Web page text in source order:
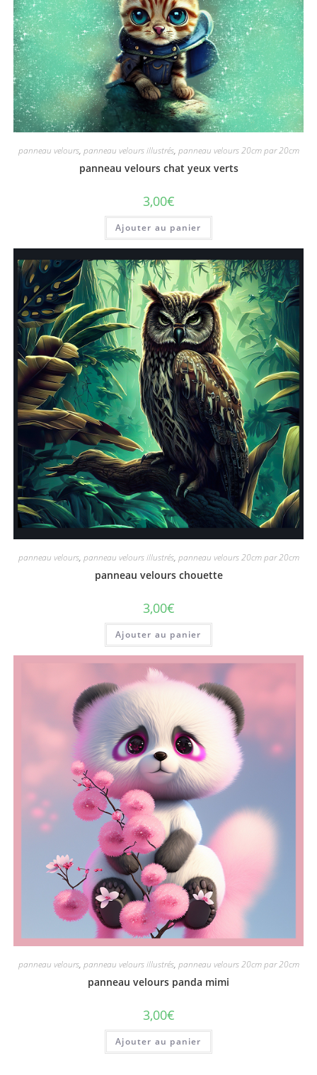
panneau velours, panneau velours illustrés, panneau velours 20cm par 20cm
panneau velours chat yeux verts
3,00€
Ajouter au panier
panneau velours, panneau velours illustrés, panneau velours 20cm par 20cm
panneau velours chouette
3,00€
Ajouter au panier
panneau velours, panneau velours illustrés, panneau velours 20cm par 20cm
panneau velours panda mimi
3,00€
Ajouter au panier